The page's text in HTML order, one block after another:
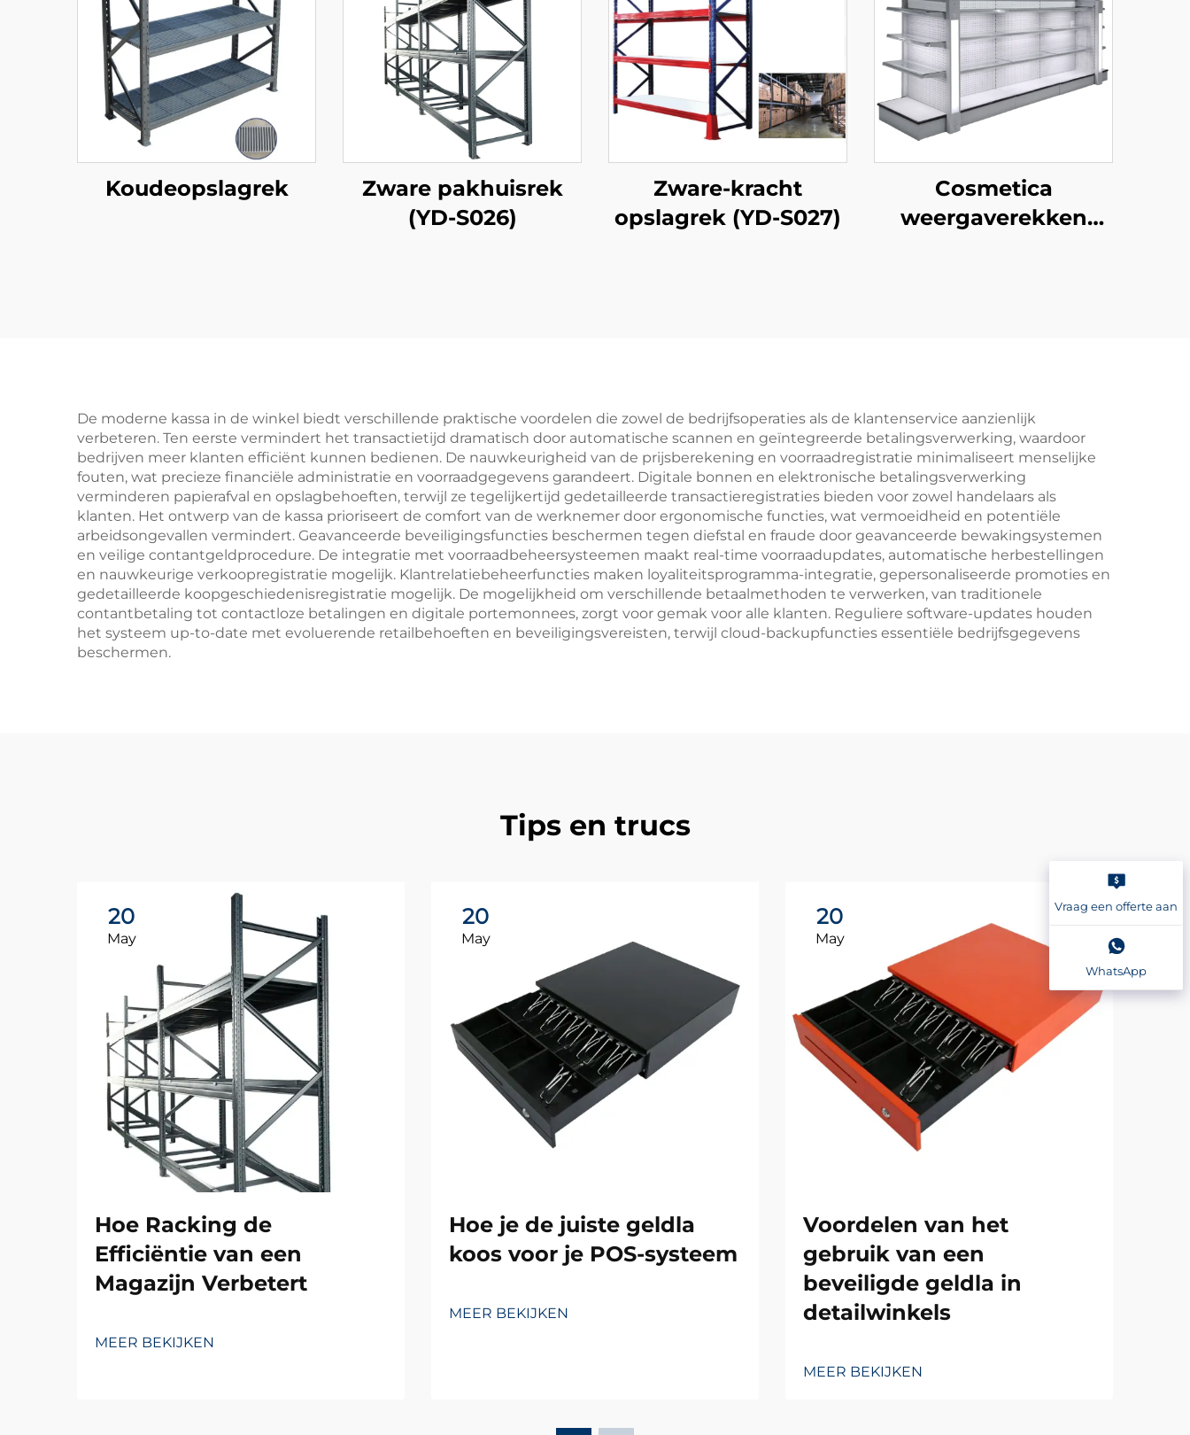
Koudeopslagrek
Zware pakhuisrek
(YD-S026)
Zware-kracht
opslagrek (YD-S027)
Cosmetica
weergaverekken
De moderne kassa in de winkel biedt verschillende praktische voordelen die zowel de bedrijfsoperaties als de klantenservice aanzienlijk
verbeteren. Ten eerste vermindert het transactietijd dramatisch door automatische scannen en geïntegreerde betalingsverwerking, waardoor
bedrijven meer klanten efficiënt kunnen bedienen. De nauwkeurigheid van de prijsberekening en voorraadregistratie minimaliseert menselijke
fouten, wat precieze financiële administratie en voorraadgegevens garandeert. Digitale bonnen en elektronische betalingsverwerking
verminderen papierafval en opslagbehoeften, terwijl ze tegelijkertijd gedetailleerde transactieregistraties bieden voor zowel handelaars als
klanten. Het ontwerp van de kassa prioriseert de comfort van de werknemer door ergonomische functies, wat vermoeidheid en potentiële
arbeidsongevallen vermindert. Geavanceerde beveiligingsfuncties beschermen tegen diefstal en fraude door geavanceerde bewakingsystemen
en veilige contantgeldprocedure. De integratie met voorraadbeheersysteemen maakt real-time voorraadupdates, automatische herbestellingen
en nauwkeurige verkoopregistratie mogelijk. Klantrelatiebeheerfuncties maken loyaliteitsprogramma-integratie, gepersonaliseerde promoties en
gedetailleerde koopgeschiedenisregistratie mogelijk. De mogelijkheid om verschillende betaalmethoden te verwerken, van traditionele
contantbetaling tot contactloze betalingen en digitale portemonnees, zorgt voor gemak voor alle klanten. Reguliere software-updates houden
het systeem up-to-date met evoluerende retailbehoeften en beveiligingsvereisten, terwijl cloud-backupfuncties essentiële bedrijfsgegevens
beschermen.
Tips en trucs
20
May
Hoe Racking de
Efficiëntie van een
Magazijn Verbetert
MEER BEKIJKEN
20
May
Hoe je de juiste geldla
koos voor je POS-systeem
MEER BEKIJKEN
20
May
Voordelen van het
gebruik van een
beveiligde geldla in
detailwinkels
MEER BEKIJKEN
Vraag een offerte aan
WhatsApp